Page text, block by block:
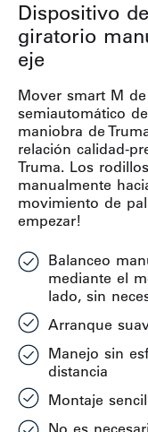
Dispositivo
giratorio
eje
Mover smart M
semiautomático
maniobra de
relación calidad-
Truma. Los
manualmente
movimiento de
empezar!
Balanceo
mediante el
lado, sin
Arranque
Manejo sin
distancia
Montaje
No es